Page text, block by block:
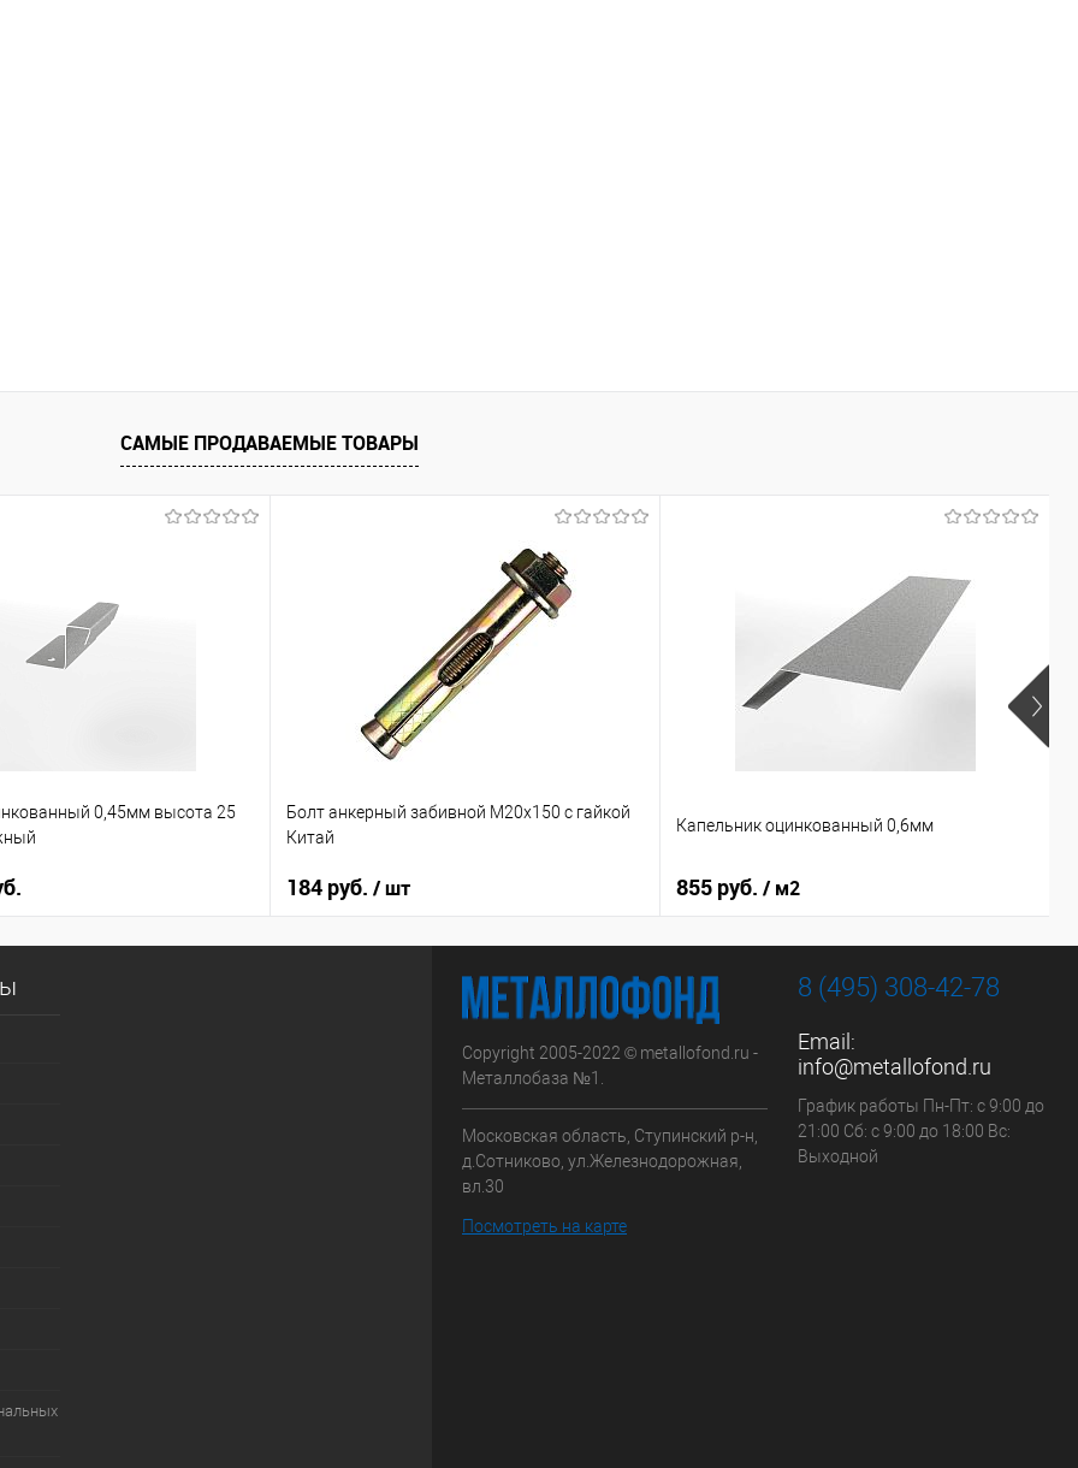
САМЫЕ ПРОДАВАЕМЫЕ ТОВАРЫ
0,45мм высота 25
Болт анкерный забивной М20х150 с гайкой
Китай
184 руб. / шт
Капельник оцинкованный 0,6мм
855 руб. / м2
Copyright 2005-2022 © metallofond.ru -
Металлобаза №1.
Московская область, Ступинский р-н,
д.Сотниково, ул.Железнодорожная,
вл.30
Посмотреть на карте
8 (495) 308-42-78
Email:
info@metallofond.ru
График работы Пн-Пт: с 9:00 до
21:00 Сб: с 9:00 до 18:00 Вс:
Выходной